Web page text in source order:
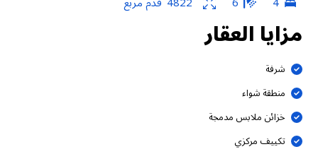
مزايا العقار
شرفة
منطقة شواء
خزائن ملابس مدمجة
تكييف مركزي